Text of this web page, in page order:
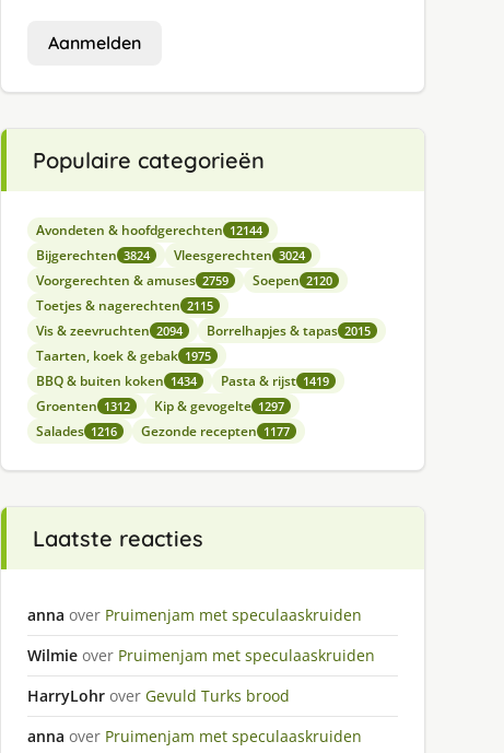
Aanmelden
Populaire categorieën
Avondeten & hoofdgerechten 12144
Bijgerechten 3824 Vleesgerechten 3024
Voorgerechten & amuses 2759 Soepen 2120
Toetjes & nagerechten 2115
Vis & zeevruchten 2094 Borrelhapjes & tapas 2015
Taarten, koek & gebak 1975
BBQ & buiten koken 1434 Pasta & rijst 1419
Groenten 1312 Kip & gevogelte 1297
Salades 1216 Gezonde recepten 1177
Laatste reacties
anna over Pruimenjam met speculaaskruiden
Wilmie over Pruimenjam met speculaaskruiden
HarryLohr over Gevuld Turks brood
anna over Pruimenjam met speculaaskruiden